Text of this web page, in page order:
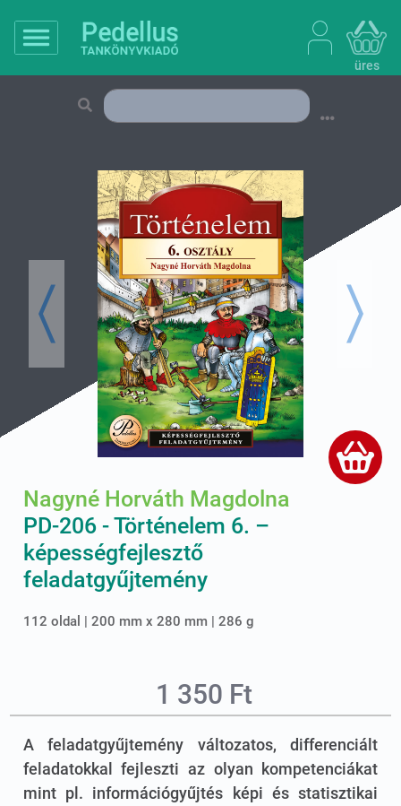
üres
Previous Next
Nagyné Horváth Magdolna
PD-206 - Történelem 6. –
képességfejlesztő
feladatgyűjtemény
112 oldal | 200 mm x 280 mm | 286 g
1 350 Ft
A feladatgyűjtemény változatos, differenciált
feladatokkal fejleszti az olyan kompetenciákat
mint pl. információgyűjtés képi és statisztikai